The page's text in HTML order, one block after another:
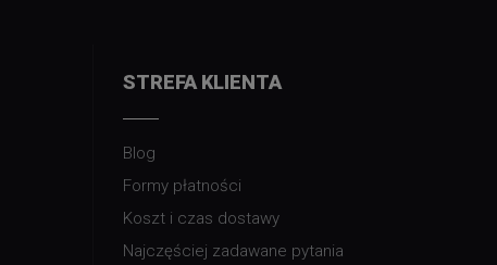
STREFA KLIENTA
Blog
Formy płatności
Koszt i czas dostawy
Najczęściej zadawane pytania